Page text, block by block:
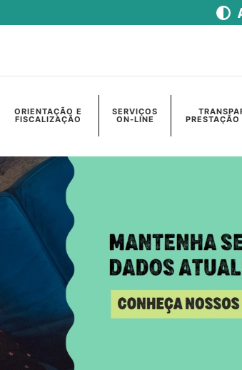
ORIENTAÇÃO E
FISCALIZAÇÃO
SERVIÇOS
ON-LINE